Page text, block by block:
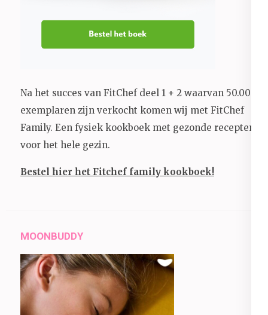
Na het succes van FitChef deel 1 + 2 waarvan 50.000+
exemplaren zijn verkocht komen wij met FitChef
Family. Een fysiek kookboek met gezonde recepten
voor het hele gezin.
Bestel hier het Fitchef family kookboek!
MOONBUDDY